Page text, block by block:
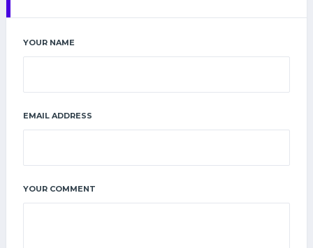
YOUR NAME
EMAIL ADDRESS
YOUR COMMENT